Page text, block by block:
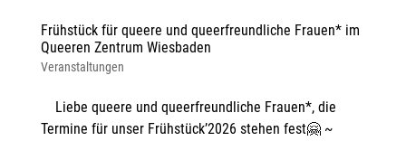
Frühstück für queere und queerfreundliche Frauen* im
Queeren Zentrum Wiesbaden
Veranstaltungen
Liebe queere und queerfreundliche Frauen*, die
Termine für unser Frühstück’2026 stehen fest🤗 ~